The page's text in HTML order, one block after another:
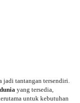
jadi tantangan tersendiri.
yang tersedia,
untuk kebutuhan